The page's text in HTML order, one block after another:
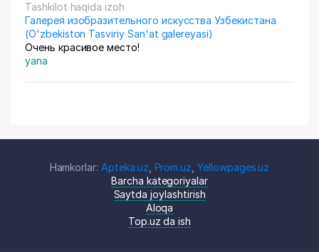
Tashkilot haqida izoh
Галерея изобразительного искусства Узбекистана
(O'zbekiston Tasviriy San'at galereyasi)
Очень красивое место!
yana
Hamkorlar: Apteka.uz Prom.uz ,Yellowpages.uz
Barcha kategoriyalar
Saytda joylashtirish
Aloqa
Top.uz da ish